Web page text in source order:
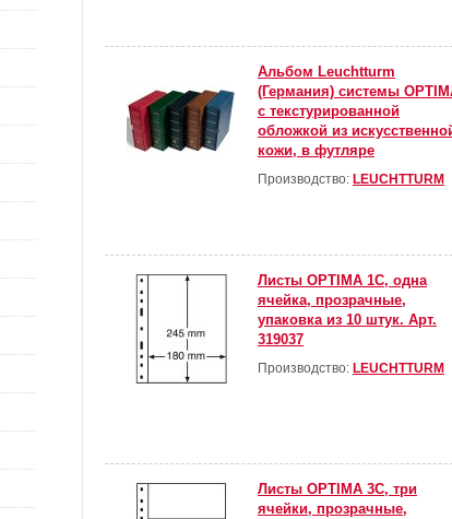
Альбом Leuchtturm
(Германия) системы
с текстурированной
обложкой из
кожи, в футляре
Производство: LEUCHTTURM
Листы OPTIMA 1C, одна
ячейка, прозрачные,
упаковка из 10 штук. Арт.
319037
Производство: LEUCHTTURM
Листы OPTIMA 3С, три
ячейки, прозрачные,